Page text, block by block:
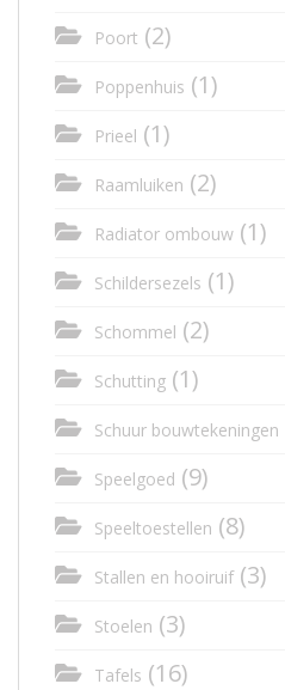
Poort (2)
Poppenhuis (1)
Prieel (1)
Raamluiken (2)
Radiator ombouw (1)
Schildersezels (1)
Schommel (2)
Schutting (1)
Schuur bouwtekeningen
Speelgoed (9)
Speeltoestellen (8)
Stallen en hooiruif(3)
Stoelen (3)
Tafels (16)